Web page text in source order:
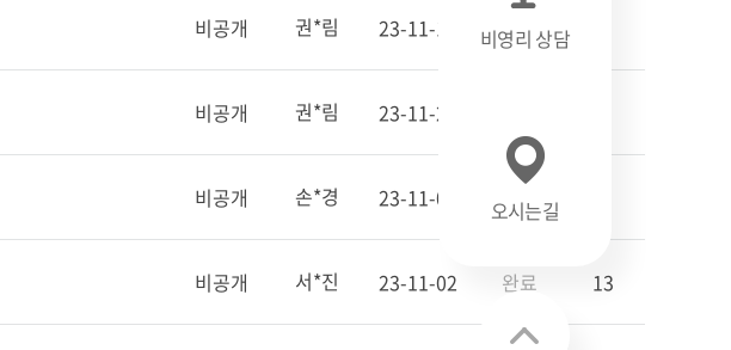
비공개 권*림 23-11-17 완료
비공개 권*림 23-11-20
비공개 손*경 23-11-02 완료
비공개 서*진 23-11-02 완료 13
비영리 상담
오시는길